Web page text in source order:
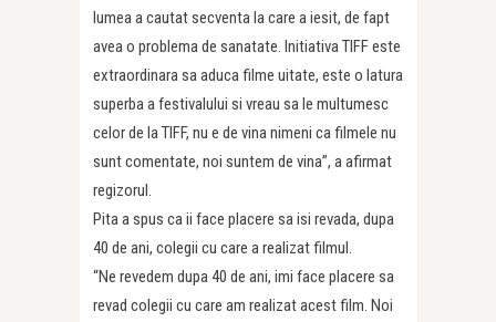
lumea a cautat secventa la care a iesit, de fapt
avea o problema de sanatate. Initiativa TIFF este
extraordinara sa aduca filme uitate, este o latura
superba a festivalului si vreau sa le multumesc
celor de la TIFF, nu e de vina nimeni ca filmele nu
sunt comentate, noi suntem de vina”, a afirmat
regizorul.
Pita a spus ca ii face placere sa isi revada, dupa
40 de ani, colegii cu care a realizat filmul.
“Ne revedem dupa 40 de ani, imi face placere sa
revad colegii cu care am realizat acest film. Noi